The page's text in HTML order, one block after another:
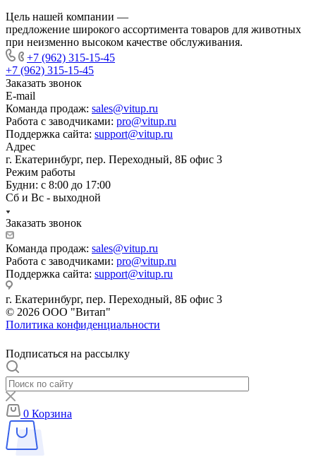
Цель нашей компании —
предложение широкого ассортимента товаров для животных
при неизменно высоком качестве обслуживания.
+7 (962) 315-15-45
+7 (962) 315-15-45
Заказать звонок
E-mail
Команда продаж: sales@vitup.ru
Работа с заводчиками: pro@vitup.ru
Поддержка сайта: support@vitup.ru
Адрес
г. Екатеринбург, пер. Переходный, 8Б офис 3
Режим работы
Будни: с 8:00 до 17:00
Сб и Вс - выходной
Заказать звонок
Команда продаж: sales@vitup.ru
Работа с заводчиками: pro@vitup.ru
Поддержка сайта: support@vitup.ru
г. Екатеринбург, пер. Переходный, 8Б офис 3
© 2026 ООО "Витап"
Политика конфиденциальности
Подписаться на рассылку
0 Корзина